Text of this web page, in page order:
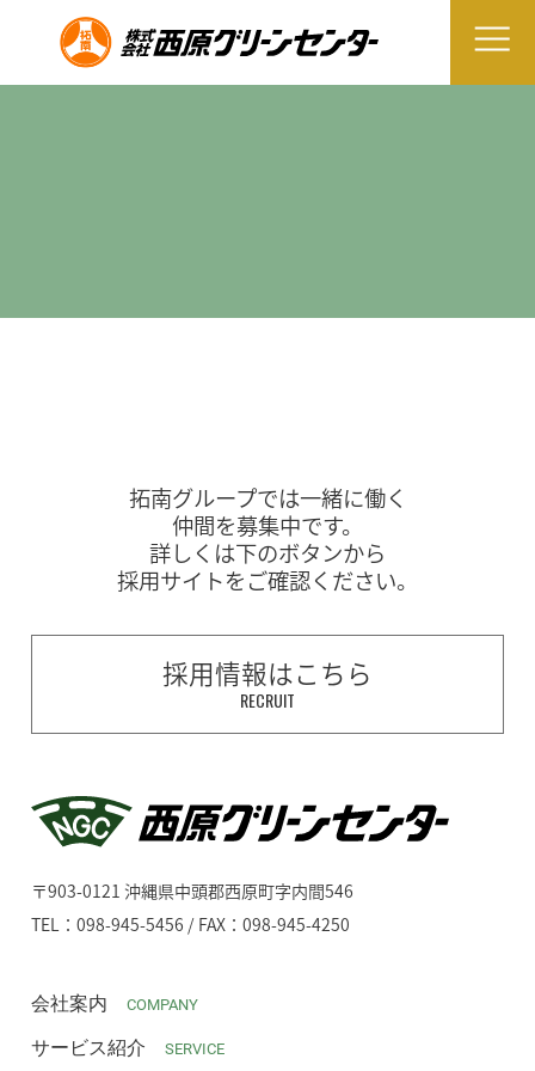
拓南グループでは一緒に働く
仲間を募集中です。
詳しくは下のボタンから
採用サイトをご確認ください。
採用情報はこちら
RECRUIT
〒903-0121 沖縄県中頭郡西原町字内間546
TEL：098-945-5456 / FAX：098-945-4250
会社案内 COMPANY
サービス紹介 SERVICE